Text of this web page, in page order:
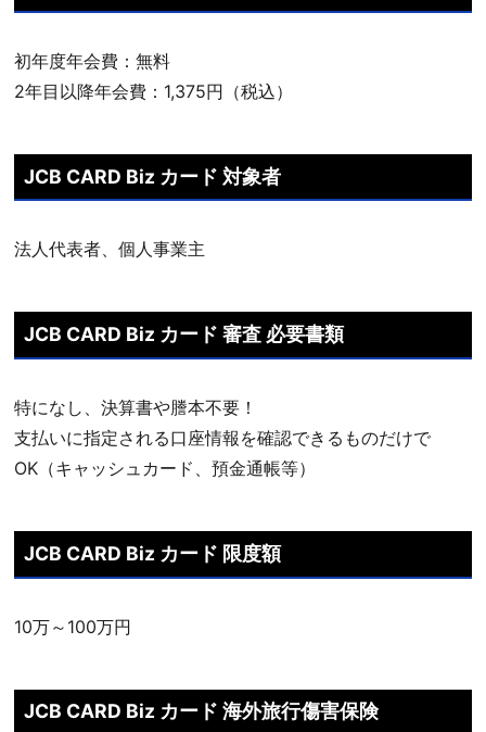
初年度年会費：無料
2年目以降年会費：1,375円（税込）
JCB CARD Biz カード 対象者
法人代表者、個人事業主
JCB CARD Biz カード 審査 必要書類
特になし、決算書や謄本不要！
支払いに指定される口座情報を確認できるものだけで
OK（キャッシュカード、預金通帳等）
JCB CARD Biz カード 限度額
10万～100万円
JCB CARD Biz カード 海外旅行傷害保険